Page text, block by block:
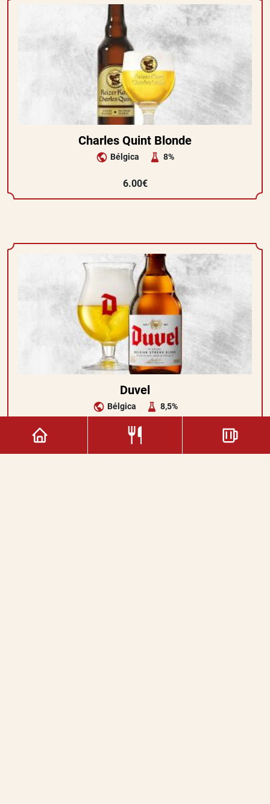
Charles Quint Blonde
Bélgica 8%
6.00€
Duvel
Bélgica 8,5%
6,50€